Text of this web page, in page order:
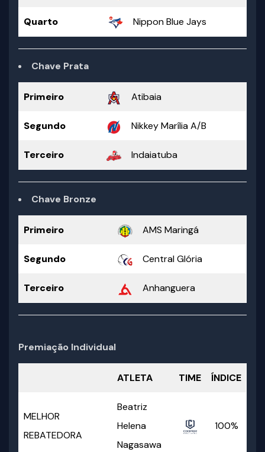
Quarto Nippon Blue Jays
Chave Prata
Primeiro Atibaia
Segundo Nikkey Marília A/B
Terceiro Indaiatuba
Chave Bronze
Primeiro AMS Maringá
Segundo Central Glória
Terceiro Anhanguera
Premiação Individual
ATLETA TIME ÍNDICE
MELHOR
REBATEDORA
Beatriz
Helena
Nagasawa
100%